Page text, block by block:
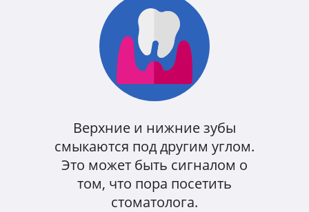
Верхние и нижние зубы
смыкаются под другим углом.
Это может быть сигналом о
том, что пора посетить
стоматолога.